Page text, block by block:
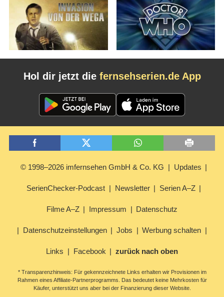
Hol dir jetzt die fernsehserien.de App
© 1998–2026 imfernsehen GmbH & Co. KG Updates
SerienChecker-Podcast Newsletter Serien A–Z
Filme A–Z Impressum Datenschutz
Datenschutzeinstellungen Jobs Werbung schalten
Links Facebook zurück nach oben
* Transparenzhinweis: Für gekennzeichnete Links erhalten wir Provisionen im
Rahmen eines Affiliate-Partnerprogramms. Das bedeutet keine Mehrkosten für
Käufer, unterstützt uns aber bei der Finanzierung dieser Website.